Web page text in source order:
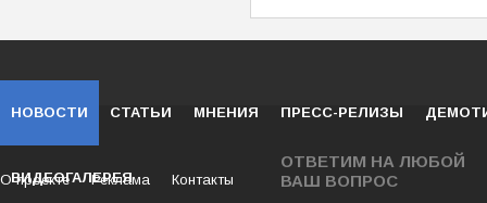
НОВОСТИ СТАТЬИ МНЕНИЯ ПРЕСС-РЕЛИЗЫ
ВИДЕОГАЛЕРЕЯ
ОТВЕТИМ НА ЛЮБОЙ
ВАШ ВОПРОС
О проекте Реклама Контакты